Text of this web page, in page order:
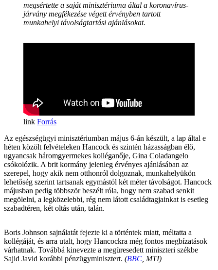
megsértette a saját minisztériuma által a koronavírus-
járvány megfékezése végett érvényben tartott
munkahelyi távolságtartási ajánlásokat.
Forrás
Az egészségügyi minisztériumban május 6-án készült, a lap által e
héten közölt felvételeken Hancock és szintén házasságban élő,
ugyancsak háromgyermekes kolléganője, Gina Coladangelo
csókolózik. A brit kormány jelenleg érvényes ajánlásában az
szerepel, hogy akik nem otthonról dolgoznak, munkahelyükön
lehetőség szerint tartsanak egymástól két méter távolságot. Hancock
májusban pedig többször beszélt róla, hogy nem szabad senkit
megölelni, a legközelebbi, rég nem látott családtagjainkat is esetleg
szabadtéren, két oltás után, talán.
Boris Johnson sajnálatát fejezte ki a történtek miatt, méltatta a
kollégáját, és arra utalt, hogy Hancockra még fontos megbízatások
várhatnak. Továbbá kinevezte a megüresedett miniszteri székbe
Sajid Javid korábbi pénzügyminisztert. (BBC , MTI)